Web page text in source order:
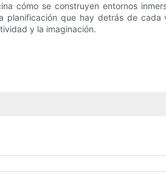
cómo se construyen entornos
que hay detrás de cada
y la imaginación.